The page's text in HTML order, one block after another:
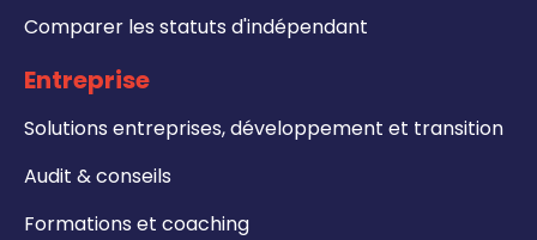
Comparer les statuts d'indépendant
Entreprise
Solutions entreprises, développement et transition
Audit & conseils
Formations et coaching